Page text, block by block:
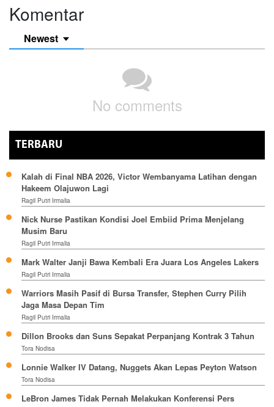
Komentar
Newest
No comments
TERBARU
Kalah di Final NBA 2026, Victor Wembanyama Latihan dengan
Hakeem Olajuwon Lagi
Ragil Putri Irmalia
Nick Nurse Pastikan Kondisi Joel Embiid Prima Menjelang
Musim Baru
Ragil Putri Irmalia
Mark Walter Janji Bawa Kembali Era Juara Los Angeles Lakers
Ragil Putri Irmalia
Warriors Masih Pasif di Bursa Transfer, Stephen Curry Pilih
Jaga Masa Depan Tim
Ragil Putri Irmalia
Dillon Brooks dan Suns Sepakat Perpanjang Kontrak 3 Tahun
Tora Nodisa
Lonnie Walker IV Datang, Nuggets Akan Lepas Peyton Watson
Tora Nodisa
LeBron James Tidak Pernah Melakukan Konferensi Pers